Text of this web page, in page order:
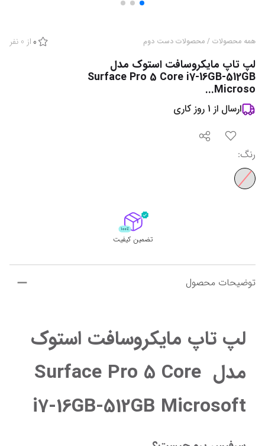
همه محصولات / محصولات دست دوم 0 از 0 نفر
لپ تاپ مایکروسافت استوک مدل
Surface Pro 5 Core i7-16GB-512GB
Microso...
ارسال از 1 روز کاری
رنگ:
تضمین کیفیت
توضیحات محصول
مدل Surface Pro 5 Core
i7-16GB-512GB Microsoft